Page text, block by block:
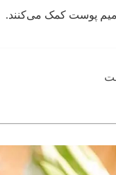
پوست کمک می‌کنند.